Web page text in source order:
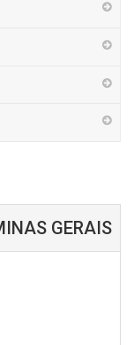
GERAIS